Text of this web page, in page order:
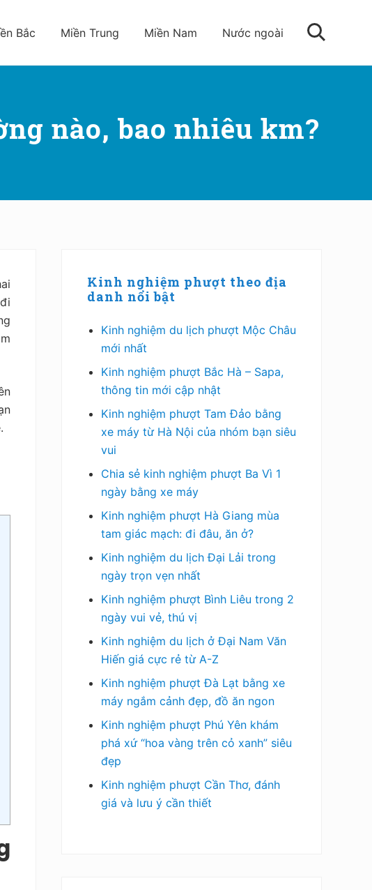
Bắc Miền Trung Miền Nam Nước ngoài
Tìm
nào, bao nhiêu km?
chính
Kinh nghiệm phượt theo địa
danh nổi bật
Kinh nghiệm du lịch phượt Mộc Châu
mới nhất
Kinh nghiệm phượt Bắc Hà – Sapa,
thông tin mới cập nhật
Kinh nghiệm phượt Tam Đảo bằng
xe máy từ Hà Nội của nhóm bạn siêu
vui
Chia sẻ kinh nghiệm phượt Ba Vì 1
ngày bằng xe máy
Kinh nghiệm phượt Hà Giang mùa
tam giác mạch: đi đâu, ăn ở?
Kinh nghiệm du lịch Đại Lải trong
ngày trọn vẹn nhất
Kinh nghiệm phượt Bình Liêu trong 2
ngày vui vẻ, thú vị
Kinh nghiệm du lịch ở Đại Nam Văn
Hiến giá cực rẻ từ A-Z
Kinh nghiệm phượt Đà Lạt bằng xe
máy ngắm cảnh đẹp, đồ ăn ngon
Kinh nghiệm phượt Phú Yên khám
phá xứ “hoa vàng trên cỏ xanh” siêu
đẹp
Kinh nghiệm phượt Cần Thơ, đánh
giá và lưu ý cần thiết